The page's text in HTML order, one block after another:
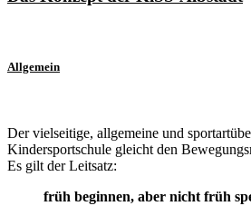
Allgemein
Der vielseitige, allgemeine und
Kindersportschule gleicht den
Es gilt der Leitsatz:
früh beginnen, aber nicht früh